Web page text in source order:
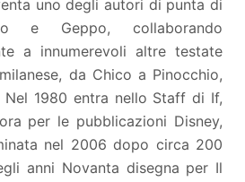
uno degli autori di punta di
e Geppo, collaborando
a innumerevoli altre testate
da Chico a Pinocchio,
1980 entra nello Staff di If,
per le pubblicazioni Disney,
nel 2006 dopo circa 200
anni Novanta disegna per Il